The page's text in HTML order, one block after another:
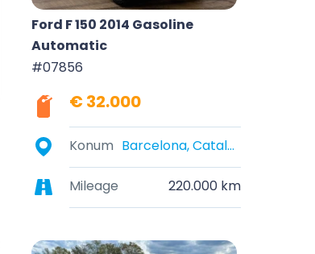
Ford F 150 2014 Gasoline
Automatic
#07856
€ 32.000
Konum Barcelona, Cataluña, España
Mileage 220.000 km